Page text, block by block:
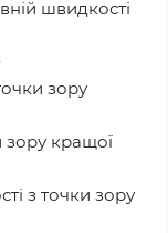
швидкості
зору
зору кращої
з точки зору